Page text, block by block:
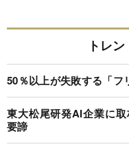
トレ
50％以上が失敗する「フ
東大松尾研発AI企業に
要諦